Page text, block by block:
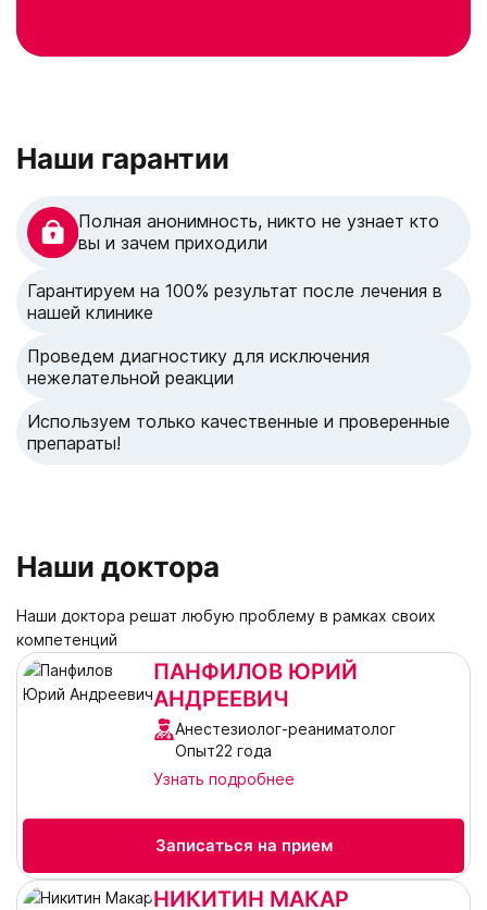
Наши гарантии
Полная анонимность, никто не узнает кто
вы и зачем приходили
Гарантируем на 100% результат после лечения в
нашей клинике
Проведем диагностику для исключения
нежелательной реакции
Используем только качественные и проверенные
препараты!
Наши доктора
Наши доктора решат любую проблему в рамках своих
компетенций
ПАНФИЛОВ ЮРИЙ
АНДРЕЕВИЧ
Анестезиолог-реаниматолог
Опыт22 года
Узнать подробнее
Записаться на прием
НИКИТИН МАКАР